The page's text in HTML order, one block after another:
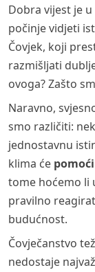
Dobra vijest je
počinje vidjeti
Čovjek, koji
razmišljati
ovoga? Zašto
Naravno,
smo različiti:
jednostavnu
klima će pomoći
tome hoćemo li
pravilno
budućnost.
Čovječanstvo
nedostaje